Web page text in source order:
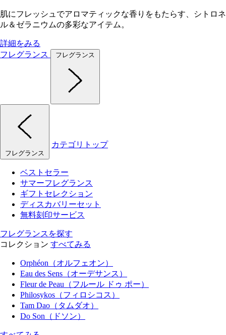
肌にフレッシュでアロマティックな香りをもたらす、シトロネ
ル＆ゼラニウムの多彩なアイテム。
詳細をみる
フレグランス
フレグランス
フレグランス
カテゴリトップ
ベストセラー
サマーフレグランス
ギフトセレクション
ディスカバリーセット
無料刻印サービス
フレグランスを探す
コレクション すべてみる
Orphéon（オルフェオン）
Eau des Sens（オーデサンス）
Fleur de Peau（フルール ドゥ ポー）
Philosykos（フィロシコス）
Tam Dao（タムダオ）
Do Son（ドソン）